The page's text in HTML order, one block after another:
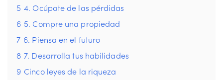
5 4. Ocúpate de las pérdidas
6 5. Compre una propiedad
7 6. Piensa en el futuro
8 7. Desarrolla tus habilidades
9 Cinco leyes de la riqueza